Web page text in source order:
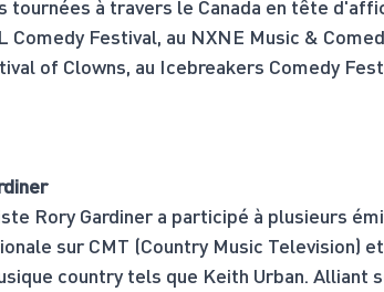
tournées à travers le Canada en tête
Comedy Festival, au NXNE Music &
of Clowns, au Icebreakers Comedy
Rory Gardiner a participé à plusieurs
sur CMT (Country Music Television)
country tels que Keith Urban. Alliant